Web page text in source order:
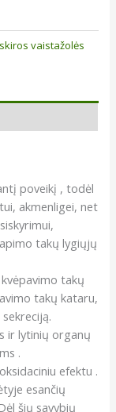
vaistažolės
poveikį , todėl
akmenligei, net
takų lygiųjų
takų
takų kataru,
ir lytinių organų
.
efektu .
esančių
šių savybių